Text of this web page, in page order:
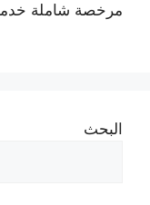
مرخصة شاملة
البحث